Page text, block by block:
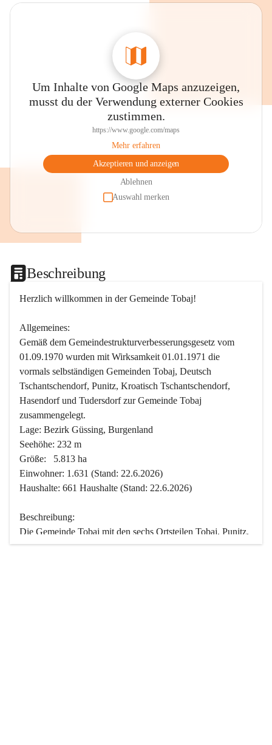
Um Inhalte von Google Maps anzuzeigen,
musst du der Verwendung externer Cookies
zustimmen.
https://www.google.com/maps
Mehr erfahren
Akzeptieren und anzeigen
Ablehnen
Auswahl merken
Beschreibung
Herzlich willkommen in der Gemeinde Tobaj!
Allgemeines:
Gemäß dem Gemeindestrukturverbesserungsgesetz vom
01.09.1970 wurden mit Wirksamkeit 01.01.1971 die
vormals selbständigen Gemeinden Tobaj, Deutsch
Tschantschendorf, Punitz, Kroatisch Tschantschendorf,
Hasendorf und Tudersdorf zur Gemeinde Tobaj
zusammengelegt.
Lage: Bezirk Güssing, Burgenland
Seehöhe: 232 m
Größe:   5.813 ha
Einwohner: 1.631 (Stand: 22.6.2026)
Haushalte: 661 Haushalte (Stand: 22.6.2026)
Beschreibung:
Die Gemeinde Tobaj mit den sechs Ortsteilen Tobaj, Punitz,
Deutsch Tschantschendorf, Kroatisch Tschantschendorf,